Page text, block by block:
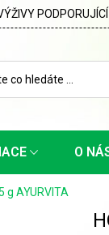
O
g AYURVITA